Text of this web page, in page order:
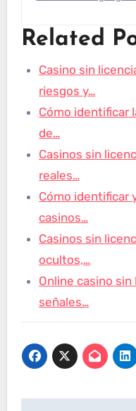
Related
Casino sin
riesgos y…
Cómo identificar
de…
Casinos sin
reales…
Cómo identificar
casinos…
Casinos sin
ocultos,…
Online casino
señales…